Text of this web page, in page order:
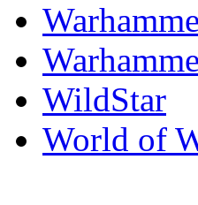
WildStar
World of